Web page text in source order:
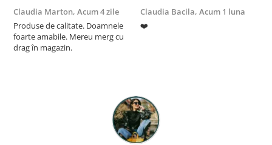
Claudia Marton, Acum 4 zile
Produse de calitate. Doamnele
foarte amabile. Mereu merg cu
drag în magazin.
Claudia Bacila, Acum 1 luna
❤️